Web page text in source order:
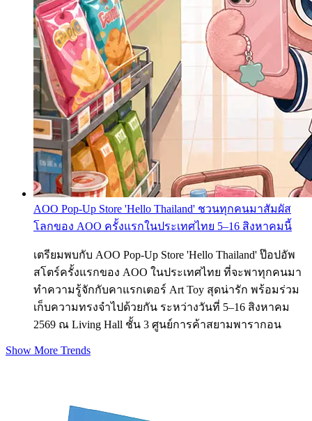
AOO Pop-Up Store 'Hello Thailand' ชวนทุกคนมาสัมผัส
โลกของ AOO ครั้งแรกในประเทศไทย 5–16 สิงหาคมนี้
เตรียมพบกับ AOO Pop-Up Store 'Hello Thailand' ป๊อปอัพ
สโตร์ครั้งแรกของ AOO ในประเทศไทย ที่จะพาทุกคนมา
ทำความรู้จักกับคาแรกเตอร์ Art Toy สุดน่ารัก พร้อมร่วม
เก็บความทรงจำไปด้วยกัน ระหว่างวันที่ 5–16 สิงหาคม
2569 ณ Living Hall ชั้น 3 ศูนย์การค้าสยามพารากอน
Show More Trends